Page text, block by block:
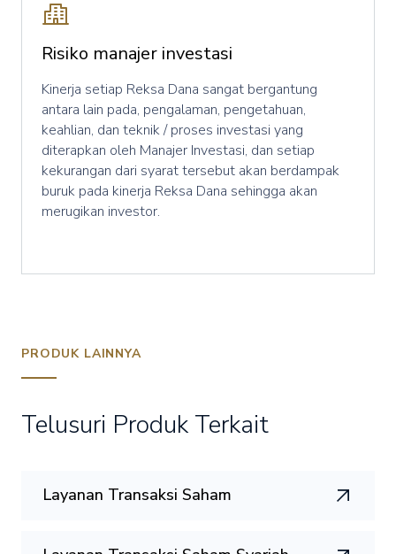
Risiko manajer investasi
Kinerja setiap Reksa Dana sangat bergantung
antara lain pada, pengalaman, pengetahuan,
keahlian, dan teknik / proses investasi yang
diterapkan oleh Manajer Investasi, dan setiap
kekurangan dari syarat tersebut akan berdampak
buruk pada kinerja Reksa Dana sehingga akan
merugikan investor.
PRODUK LAINNYA
Telusuri Produk Terkait
Layanan Transaksi Saham